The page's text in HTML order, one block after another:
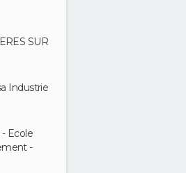
SUR
Industrie
Ecole
-